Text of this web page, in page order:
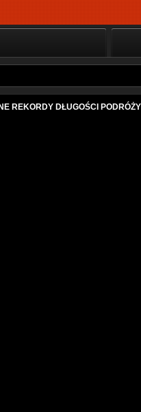
REKORDY DŁUGOŚCI